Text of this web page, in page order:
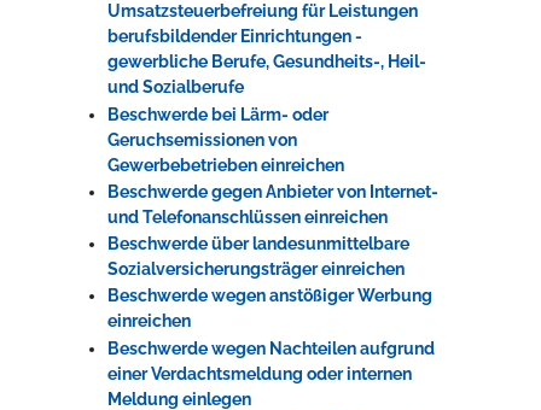
Umsatzsteuerbefreiung für Leistungen
berufsbildender Einrichtungen -
gewerbliche Berufe, Gesundheits-, Heil-
und Sozialberufe
Beschwerde bei Lärm- oder
Geruchsemissionen von
Gewerbebetrieben einreichen
Beschwerde gegen Anbieter von Internet-
und Telefonanschlüssen einreichen
Beschwerde über landesunmittelbare
Sozialversicherungsträger einreichen
Beschwerde wegen anstößiger Werbung
einreichen
Beschwerde wegen Nachteilen aufgrund
einer Verdachtsmeldung oder internen
Meldung einlegen